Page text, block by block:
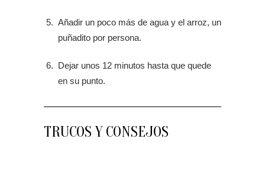
Añadir un poco más de agua y el arroz, un
puñadito por persona.
Dejar unos 12 minutos hasta que quede
en su punto.
TRUCOS Y CONSEJOS